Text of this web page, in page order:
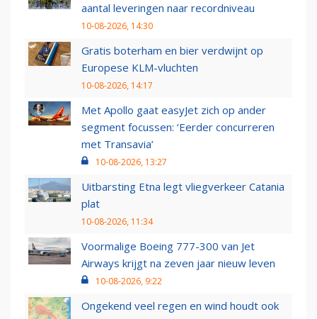
aantal leveringen naar recordniveau
10-08-2026, 14:30
Gratis boterham en bier verdwijnt op
Europese KLM-vluchten
10-08-2026, 14:17
Met Apollo gaat easyJet zich op ander
segment focussen: ‘Eerder concurreren
met Transavia’
10-08-2026, 13:27
Uitbarsting Etna legt vliegverkeer Catania
plat
10-08-2026, 11:34
Voormalige Boeing 777-300 van Jet
Airways krijgt na zeven jaar nieuw leven
10-08-2026, 9:22
Ongekend veel regen en wind houdt ook